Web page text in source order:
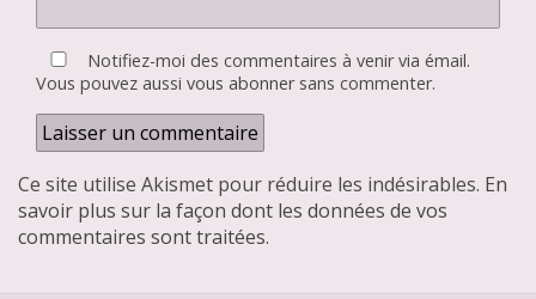
Notifiez-moi des commentaires à venir via émail.
Vous pouvez aussi vous abonnersans commenter.
Ce site utilise Akismet pour réduire les indésirables. En
savoir plus sur la façon dont les données de vos
commentaires sont traitées.